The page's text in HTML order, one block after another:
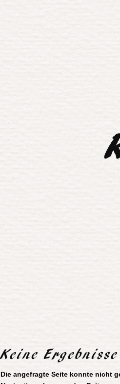
Keine
Die angefragte Seite konnte nicht